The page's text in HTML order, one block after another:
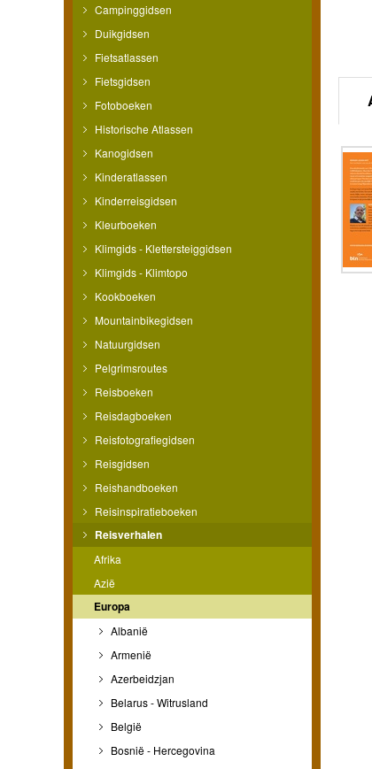
Campinggidsen
Duikgidsen
Fietsatlassen
Fietsgidsen
Fotoboeken
Historische Atlassen
Kanogidsen
Kinderatlassen
Kinderreisgidsen
Kleurboeken
Klimgids - Klettersteiggidsen
Klimgids - Klimtopo
Kookboeken
Mountainbikegidsen
Natuurgidsen
Pelgrimsroutes
Reisboeken
Reisdagboeken
Reisfotografiegidsen
Reisgidsen
Reishandboeken
Reisinspiratieboeken
Reisverhalen
Afrika
Azië
Europa
Albanië
Armenië
Azerbeidzjan
Belarus - Witrusland
België
Bosnië - Hercegovina